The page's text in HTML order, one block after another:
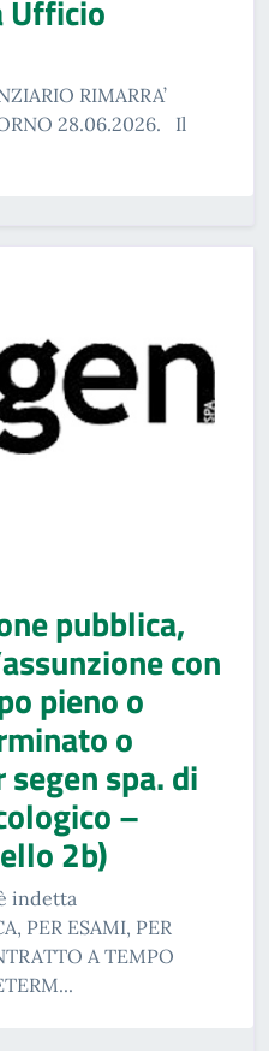
Ufficio
RIMARRA’
28.06.2026. Il
pubblica,
con
pieno o
o
spa. di
–
2b)
indetta
PER ESAMI, PER
A TEMPO